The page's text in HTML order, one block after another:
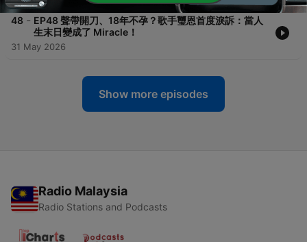
48 - EP48 聲帶開刀、18年不孕？歌手璽恩首度淚訴：當人
生末日變成了 Miracle！
31 May 2026
Show more episodes
Radio Malaysia
Radio Stations and Podcasts